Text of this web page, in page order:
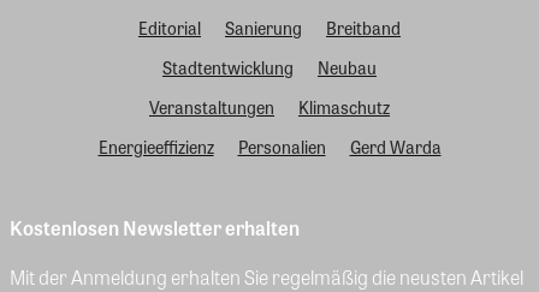
Editorial
Sanierung
Breitband
Stadtentwicklung
Neubau
Veranstaltungen
Klimaschutz
Energieeffizienz
Personalien Gerd Warda
Kostenlosen Newsletter erhalten
Mit der Anmeldung erhalten Sie regelmäßig die neusten Artikel